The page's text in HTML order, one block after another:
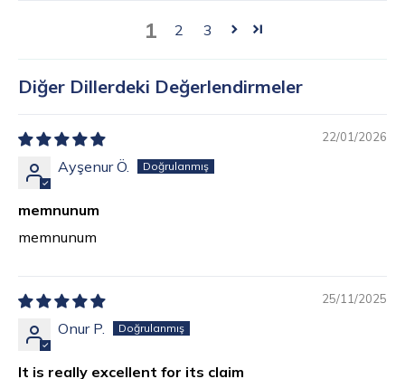
1 2 3
Diğer Dillerdeki Değerlendirmeler
22/01/2026
Ayşenur Ö.
memnunum
memnunum
25/11/2025
Onur P.
It is really excellent for its claim